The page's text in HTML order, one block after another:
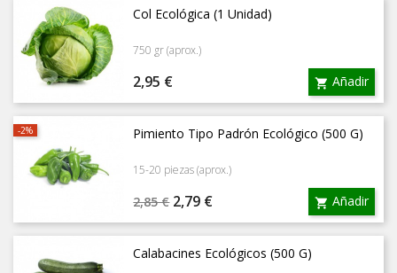
Col Ecológica (1 Unidad)
750 gr (aprox.)
Precio
2,95 €  Añadir
Pimiento Tipo Padrón Ecológico (500 G)
15-20 piezas (aprox.)
Precio
base
2,85 € Precio
2,79 €  Añadir
-2%
Calabacines Ecológicos (500 G)